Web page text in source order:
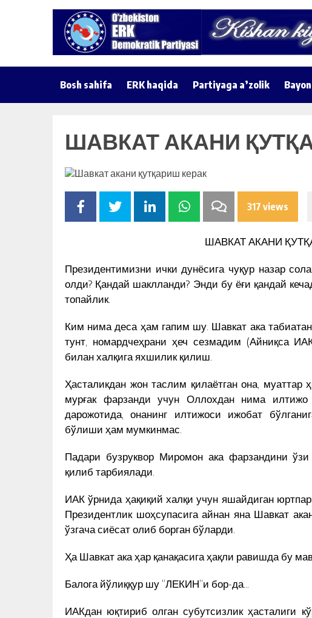
Bosh sahifa ERK haqida Partiyaga a’zolik
ШАВКАТ АКАНИ
317 views
ШАВКАТ АКАНИ
Президентимизни ички дунёсига чуқур назар
олди? Қандай шаклланди? Энди бу ёғи қандай
топайлик.
Ким нима деса ҳам гапим шу. Шавкат ака
тунт, номардчеҳрани ҳеч сезмадим (Айниқса
билан халқига яхшилик қилиш.
Ҳасталикдан жон таслим қилаётган она,
мурғак фарзанди учун Оллохдан нима илтижо
дарожотида, онанинг илтижоси ижобат
бўлиши ҳам мумкинмас.
Падари бузруквор Миромон ака фарзандини
қилиб тарбиялади.
ИАК ўрнида ҳақиқий халқи учун яшайдиган
Президентлик шоҳсупасига айнан яна Шавкат
ўзгача сиёсат олиб борган бўларди.
Ҳа Шавкат ака ҳар қанақасига ҳақли равишда бу
Балога йўлиққур шу “ЛЕКИН”и бор-да…
ИАКдан юқтириб олган субутсизлик ҳасталиги
КУН ЯНГИЛИКЛАРИ
ҚИРҒИЗ ПРЕЗИДЕНТИ ЎЗБЕК
ЁЗУВЧИСИ КИТОБИНИ ЧИҚАРДИ –
САБАБЛАР ТУРИБДИ?